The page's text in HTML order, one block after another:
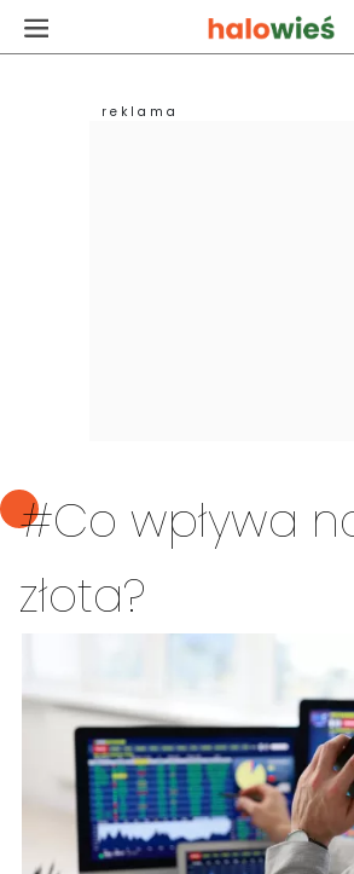
#Co wpływa
złota?